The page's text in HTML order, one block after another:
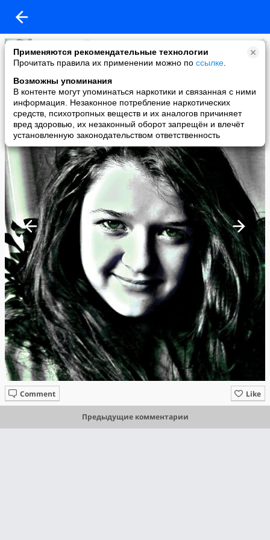
Применяются рекомендательные технологии
Прочитать правила их применении можно по ссылке
Возможны упоминания
В контенте могут упоминаться наркотики и связанная с ними
информация. Незаконное потребление наркотических
средств, психотропных веществ и их аналогов причиняет
вред здоровью, их незаконный оборот запрещён и влечёт
установленную законодательством ответственность
Кристина Вейт
added a photo
30 Aug в 14:10
Like
Comment
Предыдущие комментарии